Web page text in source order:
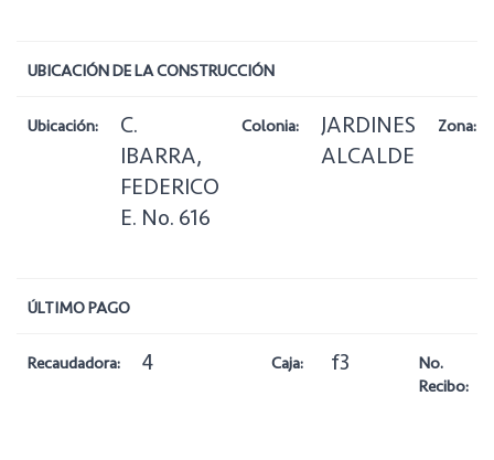
UBICACIÓN DE LA CONSTRUCCIÓN
Ubicación:
C.
IBARRA,
FEDERICO
E. No. 616
Colonia:
JARDINES
ALCALDE
Zona:
ÚLTIMO PAGO
Recaudadora: 4 Caja: f3
No.
Recibo: